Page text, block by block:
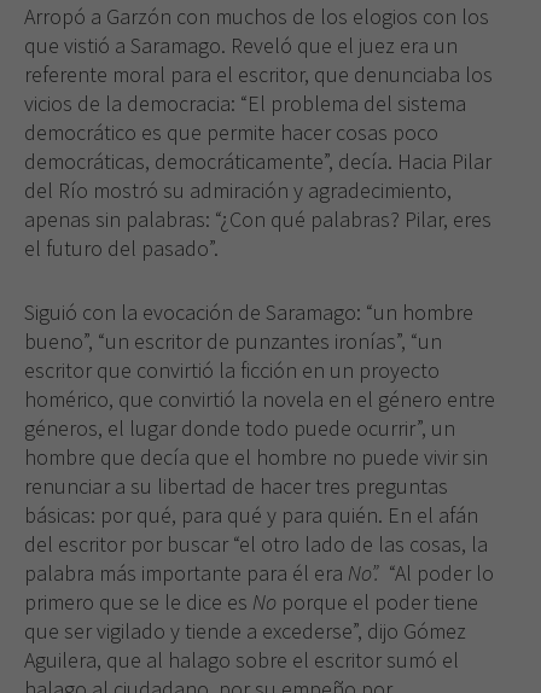
Arropó a Garzón con muchos de los elogios con los
que vistió a Saramago. Reveló que el juez era un
referente moral para el escritor, que denunciaba los
vicios de la democracia: “El problema del sistema
democrático es que permite hacer cosas poco
democráticas, democráticamente”, decía. Hacia Pilar
del Río mostró su admiración y agradecimiento,
apenas sin palabras: “¿Con qué palabras? Pilar, eres
el futuro del pasado”.
Siguió con la evocación de Saramago: “un hombre
bueno”, “un escritor de punzantes ironías”, “un
escritor que convirtió la ficción en un proyecto
homérico, que convirtió la novela en el género entre
géneros, el lugar donde todo puede ocurrir”, un
hombre que decía que el hombre no puede vivir sin
renunciar a su libertad de hacer tres preguntas
básicas: por qué, para qué y para quién. En el afán
del escritor por buscar “el otro lado de las cosas, la
palabra más importante para él era No”. “Al poder lo
primero que se le dice es No porque el poder tiene
que ser vigilado y tiende a excederse”, dijo Gómez
Aguilera, que al halago sobre el escritor sumó el
Necesarias
Estas
cookies no
son
necesarias
para que
web.
Experiencia
Para que
nuestra web
funcione lo
mejor posible
durante tu
visita. Si
rechaza estas
cookies,
algunas